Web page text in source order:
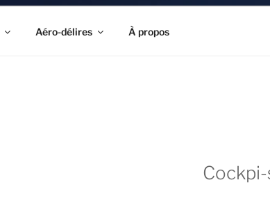
Aéro-délires À propos